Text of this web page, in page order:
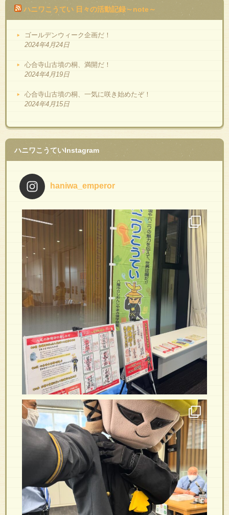
ハニワこうてい 日々の活動記録～note～
ゴールデンウィーク企画だ！
2024年4月24日
心合寺山古墳の桐、満開だ！
2024年4月19日
心合寺山古墳の桐、一気に咲き始めたぞ！
2024年4月15日
ハニワこうていInstagram
haniwa_emperor